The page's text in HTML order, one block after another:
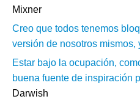
Mixner
Creo que todos tenemos
versión de nosotros mismos,
Estar bajo la ocupación,
buena fuente de inspiración
Darwish